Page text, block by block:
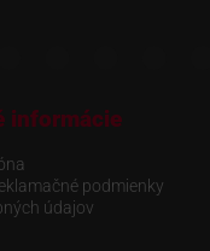
informácie
podmienky
údajov